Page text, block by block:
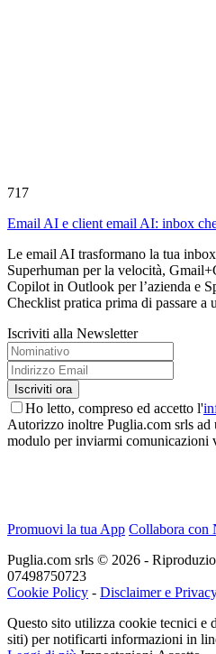
717
Email AI e client email AI: inbox
Le email AI trasformano la tua
Superhuman per la velocità,
Copilot in Outlook per l’azienda e
Checklist pratica prima di passare a
Iscriviti alla Newsletter
Ho letto, compreso ed accetto l'
Autorizzo inoltre Puglia.com srls
modulo per inviarmi comunicazioni
Promuovi la tua App Collabora con
Puglia.com srls © 2026 -
07498750723
Cookie Policy - Disclaimer e
Questo sito utilizza cookie tecnici e
siti) per notificarti informazioni in